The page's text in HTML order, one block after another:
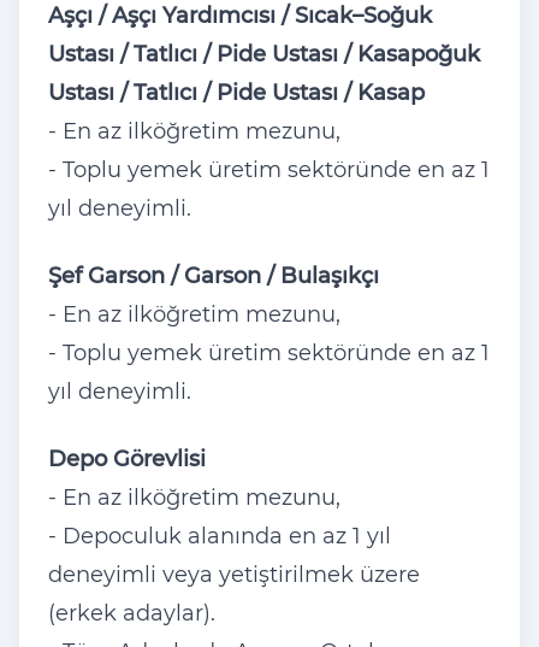
Aşçı / Aşçı Yardımcısı / Sıcak–Soğuk
Ustası / Tatlıcı / Pide Ustası / Kasapoğuk
Ustası / Tatlıcı / Pide Ustası / Kasap
- En az ilköğretim mezunu,
- Toplu yemek üretim sektöründe en az 1
yıl deneyimli.
Şef Garson / Garson / Bulaşıkçı
- En az ilköğretim mezunu,
- Toplu yemek üretim sektöründe en az 1
yıl deneyimli.
Depo Görevlisi
- En az ilköğretim mezunu,
- Depoculuk alanında en az 1 yıl
deneyimli veya yetiştirilmek üzere
(erkek adaylar).